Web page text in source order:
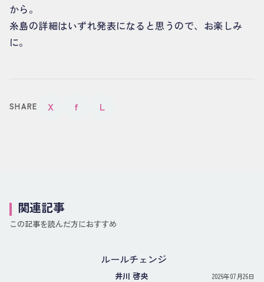
から。
糸島の詳細はいずれ発表になると思うので、お楽しみ
に。
SHARE X f L
関連記事
この記事を読んだ方におすすめ
ルールチェンジ
井川 啓央 2026年07月26日